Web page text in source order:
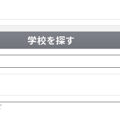
学校を探す